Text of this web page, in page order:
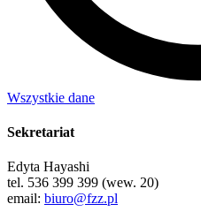
Wszystkie dane
Sekretariat
Edyta Hayashi
tel. 536 399 399 (wew. 20)
email: biuro@fzz.pl